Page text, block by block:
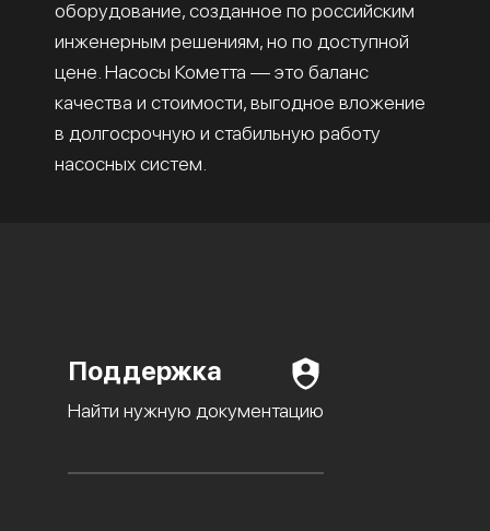
оборудование, созданное по российским
инженерным решениям, но по доступной
цене. Насосы Кометта — это баланс
качества и стоимости, выгодное вложение
в долгосрочную и стабильную работу
насосных систем.
Поддержка
Найти нужную документацию